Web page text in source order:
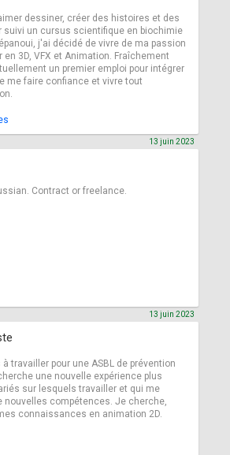
dessiner, créer des histoires et des
suivi un cursus scientifique en biochimie
j'ai décidé de vivre de ma passion
3D, VFX et Animation. Fraîchement
un premier emploi pour intégrer
me faire confiance et vivre tout
13 juin 2023
Contract or freelance.
13 juin 2023
travailler pour une ASBL de prévention
une nouvelle expérience plus
sur lesquels travailler et qui me
nouvelles compétences. Je cherche,
connaissances en animation 2D.